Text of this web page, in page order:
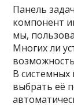
Панель
компонент
мы,
Многих ли
В
выбрать её